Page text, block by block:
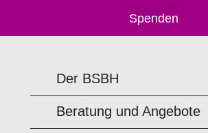
Spenden
Der BSBH
Beratung und Angebote